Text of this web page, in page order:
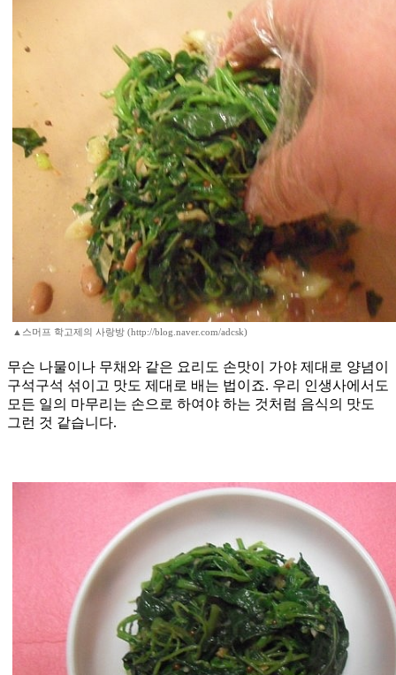
▲스머프 학고제의 사랑방 (http://blog.naver.com/adcsk)
무슨 나물이나 무채와 같은 요리도 손맛이 가야 제대로 양념이
구석구석 섞이고 맛도 제대로 배는 법이죠. 우리 인생사에서도
모든 일의 마무리는 손으로 하여야 하는 것처럼 음식의 맛도
그런 것 같습니다.